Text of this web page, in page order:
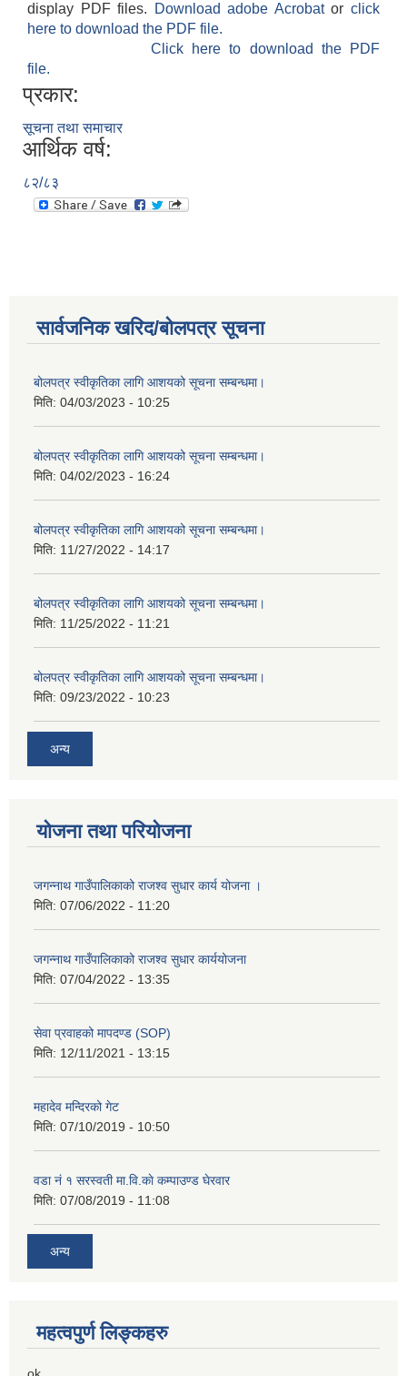
display PDF files.
Download adobe Acrobatorclick
here to download the PDF file.
Click here to download the PDF
file.
प्रकार:
सूचना तथा समाचार
आर्थिक वर्ष:
८२/८३
सार्वजनिक खरिद/बोलपत्र सूचना
बोलपत्र स्वीकृतिका लागि आशयको सूचना सम्बन्धमा।
मिति: 04/03/2023 - 10:25
बोलपत्र स्वीकृतिका लागि आशयको सूचना सम्बन्धमा।
मिति: 04/02/2023 - 16:24
बोलपत्र स्वीकृतिका लागि आशयको सूचना सम्बन्धमा।
मिति: 11/27/2022 - 14:17
बोलपत्र स्वीकृतिका लागि आशयको सूचना सम्बन्धमा।
मिति: 11/25/2022 - 11:21
बोलपत्र स्वीकृतिका लागि आशयको सूचना सम्बन्धमा।
मिति: 09/23/2022 - 10:23
अन्य
योजना तथा परियोजना
जगन्नाथ गाउँपालिकाको राजश्व सुधार कार्य योजना ।
मिति: 07/06/2022 - 11:20
जगन्नाथ गाउँपालिकाको राजश्व सुधार कार्ययोजना
मिति: 07/04/2022 - 13:35
सेवा प्रवाहको मापदण्ड (SOP)
मिति: 12/11/2021 - 13:15
महादेव मन्दिरको गेट
मिति: 07/10/2019 - 10:50
वडा नं १ सरस्वती मा.वि.काे कम्पाउण्ड घेरवार
मिति: 07/08/2019 - 11:08
अन्य
महत्वपुर्ण लिङ्कहरु